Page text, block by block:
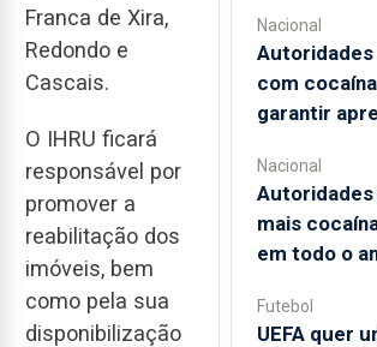
Franca de Xira,
Redondo e
Cascais.
O IHRU ficará
responsável por
promover a
reabilitação dos
imóveis, bem
como pela sua
disponibilização
Nacional
Autoridades
com
garantir
Nacional
Autoridades
mais
em todo o
Futebol
UEFA quer